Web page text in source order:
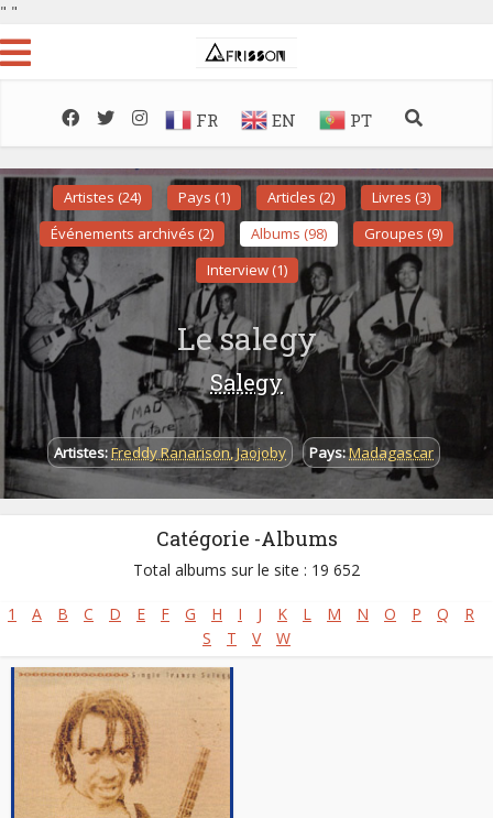
" "
FR EN PT
Artistes (24) Pays (1) Articles (2)
Livres (3)
Événements archivés (2)
Albums (98)
Groupes (9)
Interview (1)
Le salegy
Salegy
Artistes:Freddy Ranarison,Jaojoby Pays:Madagascar
Catégorie -Albums
Total albums sur le site : 19 652
1 A B C D E F G H I J K L M N O P Q
R
S
T V W